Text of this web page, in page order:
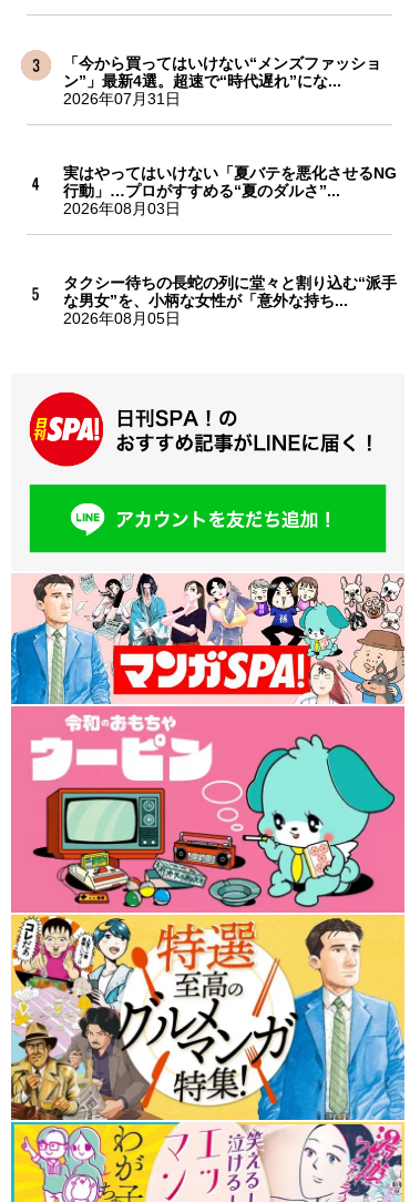
「今から買ってはいけない“メンズファッショ
ン”」最新4選。超速で“時代遅れ”にな...
2026年07月31日
実はやってはいけない「夏バテを悪化させるNG
行動」…プロがすすめる“夏のダルさ”...
2026年08月03日
タクシー待ちの長蛇の列に堂々と割り込む“派手
な男女”を、小柄な女性が「意外な持ち...
2026年08月05日